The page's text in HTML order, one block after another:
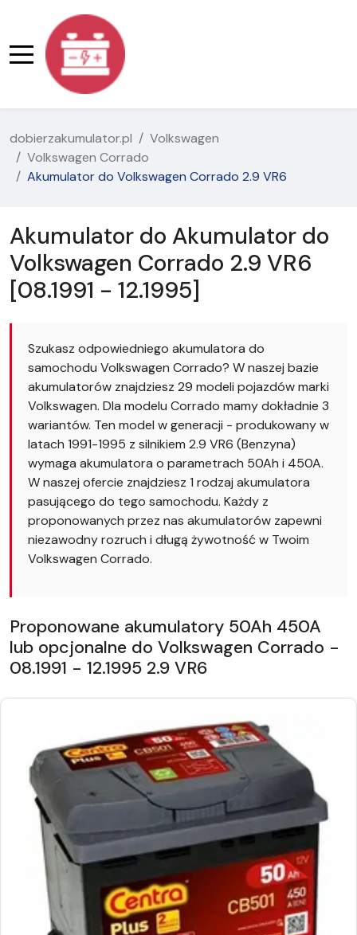
dobierzakumulator.pl
Volkswagen
Volkswagen Corrado
Akumulator do Volkswagen Corrado 2.9 VR6
Akumulator do Akumulator do
Volkswagen Corrado 2.9 VR6
[08.1991 - 12.1995]
Szukasz odpowiedniego akumulatora do
samochodu Volkswagen Corrado? W naszej bazie
akumulatorów znajdziesz 29 modeli pojazdów marki
Volkswagen. Dla modelu Corrado mamy dokładnie 3
wariantów. Ten model w generacji - produkowany w
latach 1991-1995 z silnikiem 2.9 VR6 (Benzyna)
wymaga akumulatora o parametrach 50Ah i 450A.
W naszej ofercie znajdziesz 1 rodzaj akumulatora
pasującego do tego samochodu. Każdy z
proponowanych przez nas akumulatorów zapewni
niezawodny rozruch i długą żywotność w Twoim
Volkswagen Corrado.
Proponowane akumulatory 50Ah 450A
lub opcjonalne do Volkswagen Corrado -
08.1991 - 12.1995 2.9 VR6